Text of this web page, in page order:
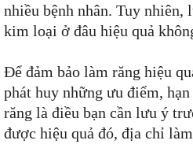
nhiều bệnh nhân. Tuy nhiên,
kim loại ở đâu hiệu quả
Để đảm bảo làm răng hiệu
phát huy những ưu điểm,
răng là điều bạn cần lưu ý
được hiệu quả đó, địa chỉ